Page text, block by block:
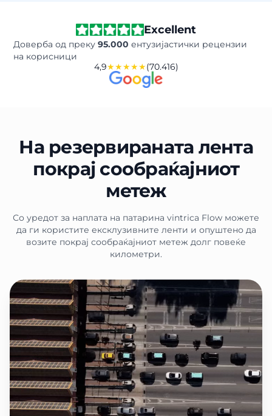
Excellent
Доверба од преку 95.000 ентузијастички рецензии
на корисници
4,9★★★★★(70.416)
На резервираната лента
покрај сообраќајниот
метеж
Со уредот за наплата на патарина vintrica Flow можете
да ги користите ексклузивните ленти и опуштено да
возите покрај сообраќајниот метеж долг повеќе
километри.